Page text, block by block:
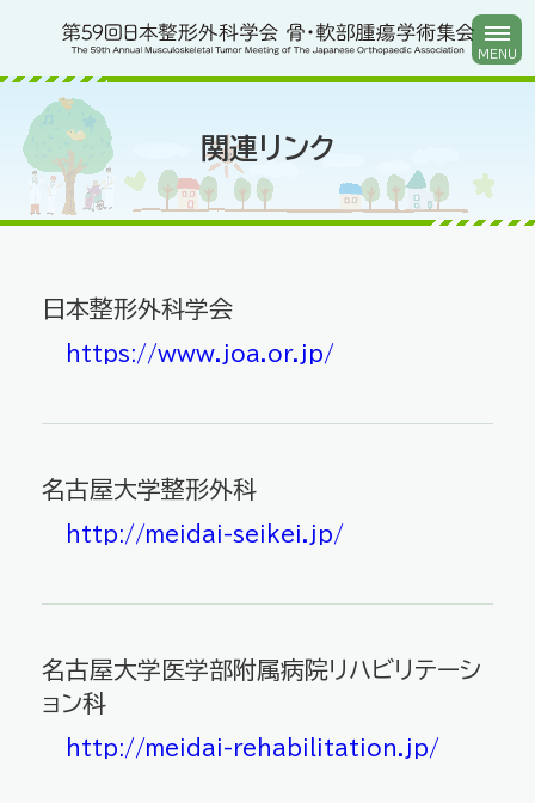
関連リンク
日本整形外科学会
https://www.joa.or.jp/
名古屋大学整形外科
http://meidai-seikei.jp/
名古屋大学医学部附属病院リハビリテーシ
ョン科
http://meidai-rehabilitation.jp/